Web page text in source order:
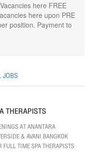
here FREE
here upon PRE
position. Payment to
JOBS
THERAPISTS
AT ANANTARA
& AVANI BANGKOK
FULL TIME SPA THERAPISTS